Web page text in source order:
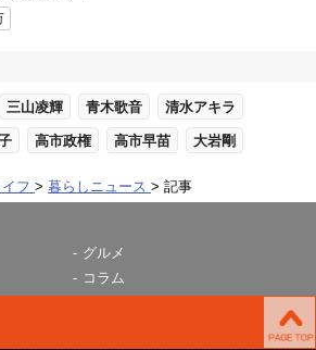
三山凌輝 青木歌音 清水アキラ
高市政権 高市早苗 大岩剛
イフ 暮らしニュース 記事
グルメ
コラム